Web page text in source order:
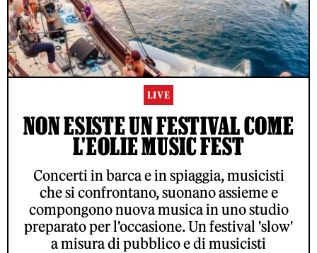
LIVE
NON ESISTE UN FESTIVAL COME
L'EOLIE MUSIC FEST
Concerti in barca e in spiaggia, musicisti
che si confrontano, suonano assieme e
compongono nuova musica in uno studio
preparato per l'occasione. Un festival 'slow'
a misura di pubblico e di musicisti